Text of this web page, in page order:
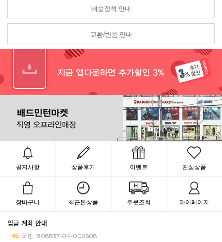
배송정책 안내
교환/반품 안내
공지사항 상품후기 이벤트 관심상품
장바구니 최근본상품 주문조회 마이페이지
입금 계좌 안내
국민 808837-04-002608